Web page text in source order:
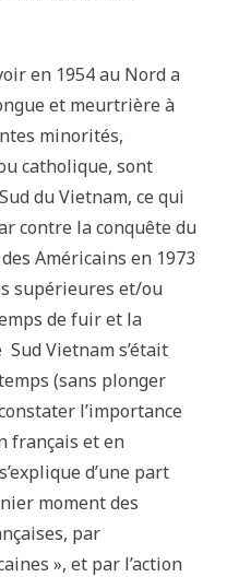
en 1954 au Nord a
et meurtrière à
minorités,
catholique, sont
du Vietnam, ce qui
contre la conquête du
Américains en 1973
supérieures et/ou
de fuir et la
Vietnam s’était
(sans plonger
l’importance
français et en
d’une part
moment des
par
», et par l’action